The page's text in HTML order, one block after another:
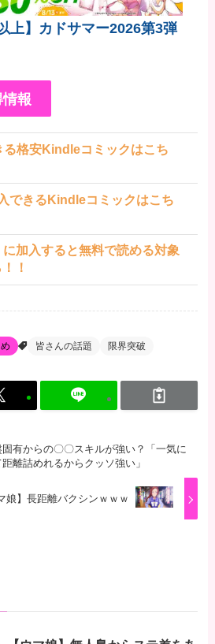
上】カドサマー2026第3弾
報
る格安Kindleコミックはこち
できるKindleコミックはこち
加入すると無料で読める対象
！
皆さんの話題 限界突破
固有からの〇〇スキルが強い？「一気に
離詰めれるからクッソ強い」
娘】長距離バクシンｗｗｗ